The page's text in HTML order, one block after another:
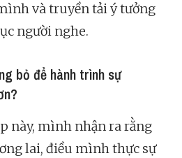
và truyền tải ý tưởng
người nghe.
bỏ để hành trình sự
này, mình nhận ra rằng
lai, điều mình thực sự